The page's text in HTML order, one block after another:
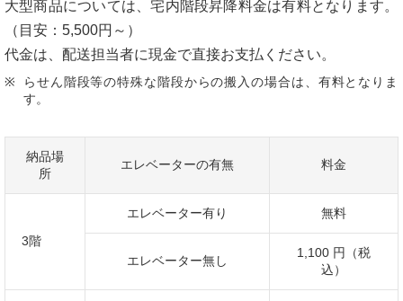
大型商品については、宅内階段昇降料金は有料となります。
（目安：5,500円～）
代金は、配送担当者に現金で直接お支払ください。
らせん階段等の特殊な階段からの搬入の場合は、有料となりま
す。
納品場
所
エレベーターの有無 料金
3階
エレベーター有り 無料
エレベーター無し
1,100 円（税
込）